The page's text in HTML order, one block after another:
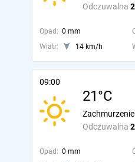
Odczuwalna
Opad: 0 mm
Wiatr:
14 km/h
09:00
21°C
Odczuwalna
Opad: 0 mm